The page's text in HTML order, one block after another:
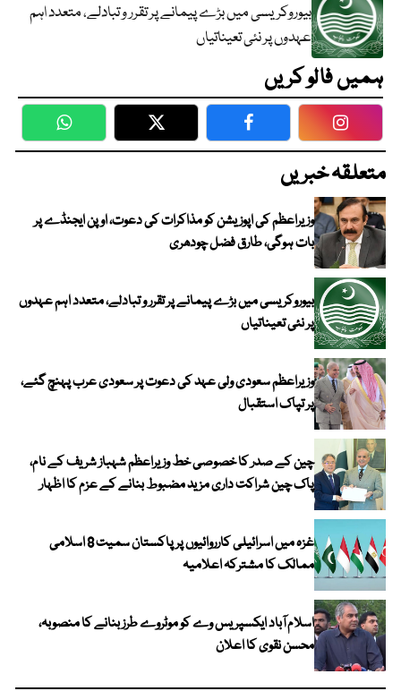
بیوروکریسی میں بڑے پیمانے پر تقرر و تبادلے، متعدد اہم
عہدوں پر نئی تعیناتیاں
ہمیں فالو کریں
WhatsApp Twitter Facebook
متعلقہ خبریں
وزیراعظم کی اپوزیشن کو مذاکرات کی دعوت، اوپن ایجنڈے پر
بات ہوگی، طارق فضل چودھری
بیوروکریسی میں بڑے پیمانے پر تقرر و تبادلے، متعدد اہم عہدوں
پر نئی تعیناتیاں
وزیراعظم سعودی ولی عہد کی دعوت پر سعودی عرب پہنچ گئے،
پر تپاک استقبال
چین کے صدر کا خصوصی خط وزیراعظم شہباز شریف کے نام،
پاک چین شراکت داری مزید مضبوط بنانے کے عزم کا اظہار
غزہ میں اسرائیلی کارروائیوں پر پاکستان سمیت 8 اسلامی
ممالک کا مشترکہ اعلامیہ
اسلام آباد ایکسپریس وے کو موٹروے طرز بنانے کا منصوبہ،
محسن نقوی کا اعلان